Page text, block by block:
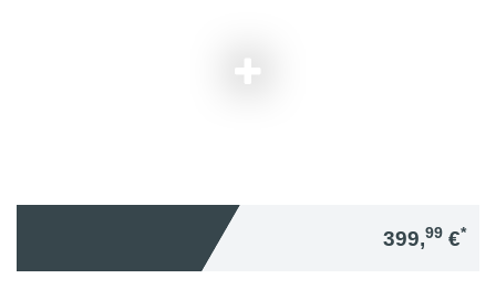
399,99 €*